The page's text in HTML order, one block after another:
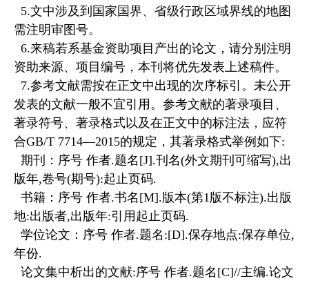
5.文中涉及到国家国界、省级行政区域界线的地图
需注明审图号。
6.来稿若系基金资助项目产出的论文，请分别注明
资助来源、项目编号，本刊将优先发表上述稿件。
7.参考文献需按在正文中出现的次序标引。未公开
发表的文献一般不宜引用。参考文献的著录项目、
著录符号、著录格式以及在正文中的标注法，应符
合GB/T 7714—2015的规定，其著录格式举例如下:
期刊：序号 作者.题名[J].刊名(外文期刊可缩写),出
版年,卷号(期号):起止页码.
书籍：序号 作者.书名[M].版本(第1版不标注).出版
地:出版者,出版年:引用起止页码.
学位论文：序号 作者.题名:[D].保存地点:保存单位,
年份.
论文集中析出的文献:序号 作者.题名[C]//主编.论文